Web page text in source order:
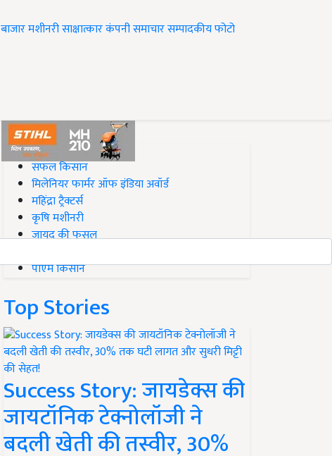
बाजारमशीनरीसाक्षात्कारकंपनी समाचारसम्पादकीयफोटो
#Top on Krishi Jagran
सफल किसान
मिलेनियर फार्मर ऑफ इंडिया अवॉर्ड
महिंद्रा ट्रैक्टर्स
कृषि मशीनरी
जायद की फसल
पीएम किसान
Top Stories
Success Story: जायडेक्स की
जायटॉनिक टेक्नोलॉजी ने
बदली खेती की तस्वीर, 30%